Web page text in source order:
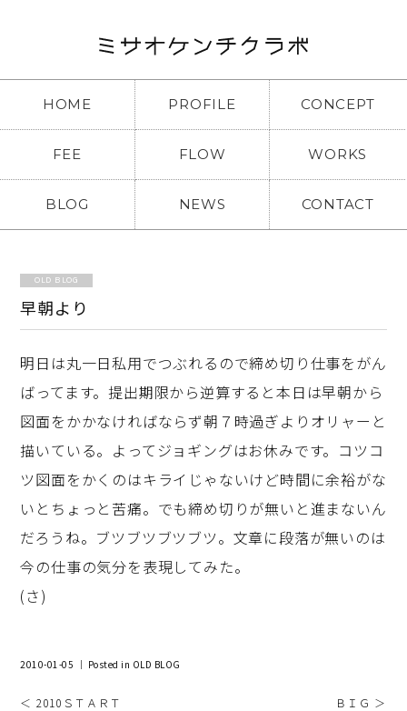
HOME PROFILE CONCEPT
FEE FLOW WORKS
BLOG NEWS CONTACT
OLD BLOG
早朝より
明日は丸一日私用でつぶれるので締め切り仕事をがん
ばってます。提出期限から逆算すると本日は早朝から
図面をかかなければならず朝７時過ぎよりオリャーと
描いている。よってジョギングはお休みです。コツコ
ツ図面をかくのはキライじゃないけど時間に余裕がな
いとちょっと苦痛。でも締め切りが無いと進まないん
だろうね。ブツブツブツブツ。文章に段落が無いのは
今の仕事の気分を表現してみた。
(さ)
2010-01-05 ｜ Posted in OLD BLOG
＜ 2010ＳＴＡＲＴ ＢＩＧ ＞